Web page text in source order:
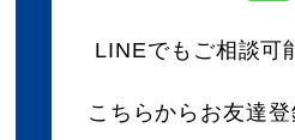
LINEでもご相談可
こちらからお友達登